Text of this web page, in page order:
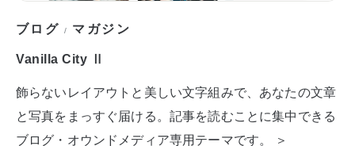
ブログ / マガジン
Vanilla City Ⅱ
飾らないレイアウトと美しい文字組みで、あなたの文章
と写真をまっすぐ届ける。記事を読むことに集中できる
ブログ・オウンドメディア専用テーマです。 ＞